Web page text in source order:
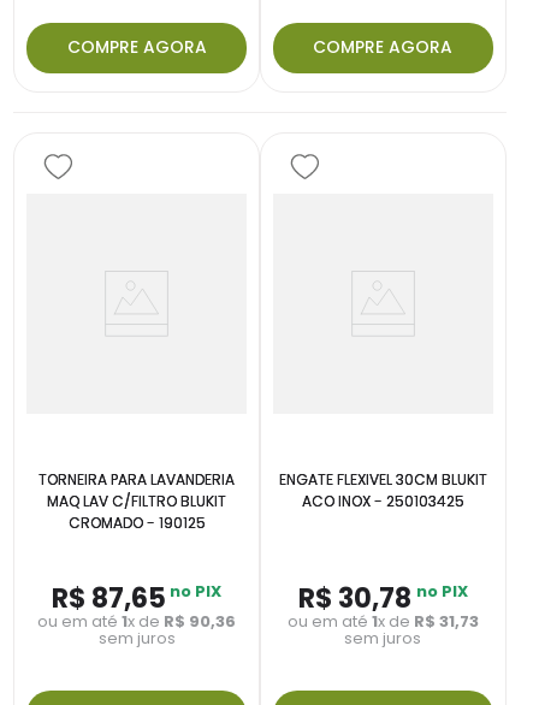
COMPRE AGORA COMPRE AGORA
TORNEIRA PARA LAVANDERIA
MAQ LAV C/FILTRO BLUKIT
CROMADO - 190125
R$ 87,65 no PIX
ou em até1x de R$ 90,36
sem juros
ENGATE FLEXIVEL 30CM BLUKIT
ACO INOX - 250103425
R$ 30,78 no PIX
ou em até 1x de R$ 31,73
sem juros